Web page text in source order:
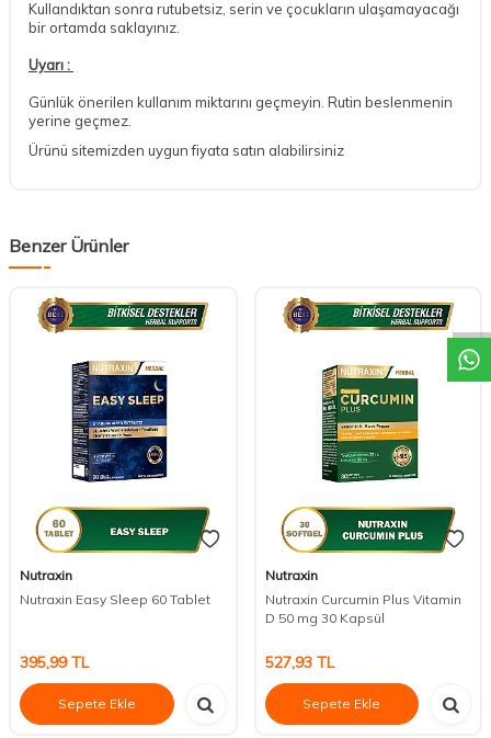
Kullandıktan sonra rutubetsiz, serin ve çocukların ulaşamayacağı
bir ortamda saklayınız.
Uyarı :
Günlük önerilen kullanım miktarını geçmeyin. Rutin beslenmenin
yerine geçmez.
Ürünü sitemizden uygun fiyata satın alabilirsiniz
Benzer Ürünler
Nutraxin
Nutraxin Easy Sleep 60 Tablet
395,99TL
Sepete Ekle
Nutraxin
Nutraxin Curcumin Plus Vitamin
D 50 mg 30 Kapsül
527,93TL
Sepete Ekle